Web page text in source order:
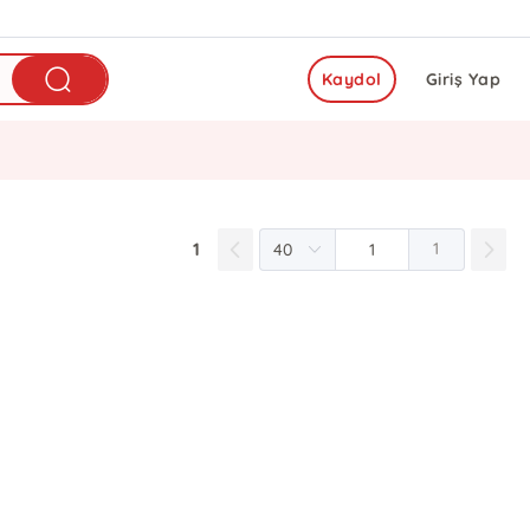
Giriş Yap
Kaydol
1 1